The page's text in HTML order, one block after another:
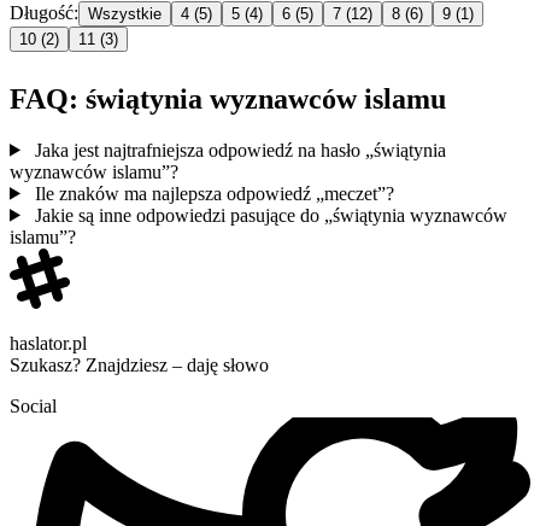
Długość: Wszystkie 4 (5) 5 (4) 6 (5) 7 (12) 8 (6) 9 (1)
10 (2) 11 (3)
FAQ: świątynia wyznawców islamu
Jaka jest najtrafniejsza odpowiedź na hasło „świątynia
wyznawców islamu”?
Ile znaków ma najlepsza odpowiedź „meczet”?
Jakie są inne odpowiedzi pasujące do „świątynia wyznawców
islamu”?
haslator.pl
Szukasz? Znajdziesz – daję słowo
Social